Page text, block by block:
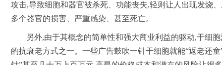
攻击,导致细胞和器官被杀死、功能丧失,轻则让人出现发烧
多个器官的损害、严重感染、甚至死亡。
另外,由于其概念的简单性和强大商业利益的驱动,干细
的抗衰老方式之一。一些广告鼓吹一针干细胞就能“返老还童